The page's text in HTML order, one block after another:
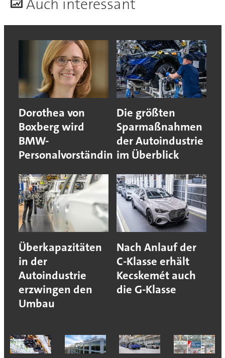
Auch interessant
Dorothea von
Boxberg wird
BMW-
Personalvorständin
Die größten
Sparmaßnahmen
der Autoindustrie
im Überblick
Überkapazitäten
in der
Autoindustrie
erzwingen den
Umbau
Nach Anlauf der
C-Klasse erhält
Kecskemét auch
die G-Klasse